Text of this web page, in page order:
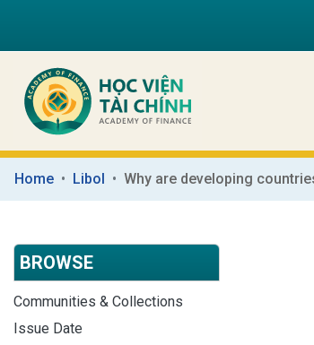
Home Libol
BROWSE
Communities & Collections
Issue Date